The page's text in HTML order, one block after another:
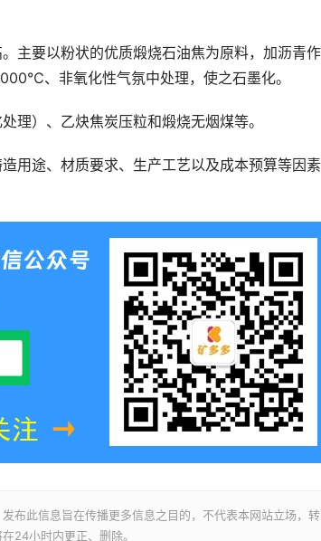
要以粉状的优质煅烧石油焦为原料，加沥青
、非氧化性气氛中处理，使之石墨化。
）、乙炔焦炭压粒和煅烧无烟煤等。
途、材质要求、生产工艺以及成本预算等因
布此信息旨在传播更多信息之目的，不代表本网站立场，转
24小时内更正、删除。